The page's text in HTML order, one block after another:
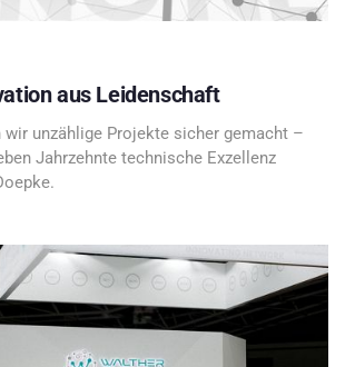
aus Leidenschaft
wir unzählige Projekte sicher gemacht –
Jahrzehnte technische Exzellenz